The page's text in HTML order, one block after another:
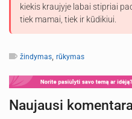
kiekis kraujyje labai stipriai
tiek mamai, tiek ir kūdikiui.
žindymas, rūkymas
Naujausi